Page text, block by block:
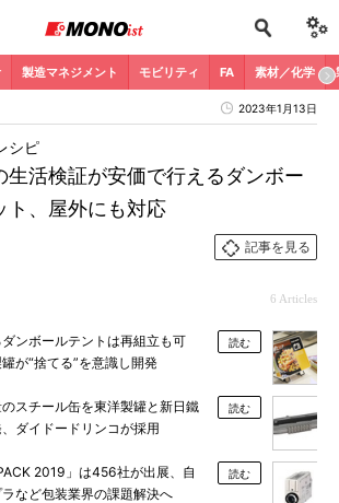
製造マネジメント モビリティ FA 素材／化学
2023年1月13日
生活検証が安価で行えるダンボー
ト、屋外にも対応
シピ
記事を見る
6 Articles
ンボールテントは再組立も可
が“捨てる”を意識し開発
読む
スチール缶を東洋製罐と新日鐵
ダイドードリンコが採用
読む
2019」は456社が出展、自
など包装業界の課題解決へ
読む